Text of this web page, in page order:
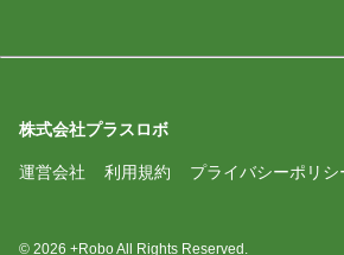
株式会社プラスロボ
運営会社 利用規約 プライバシーポリシ
© 2026 +Robo All Rights Reserved.